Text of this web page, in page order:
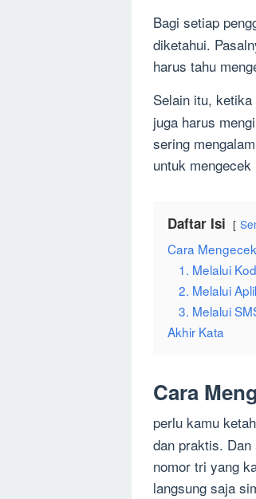
Bagi setiap
diketahui.
harus tahu
Selain itu,
juga harus
sering
untuk
Daftar Isi
Cara
1. Melalui
2. Melalui
3. Melalui
Akhir Kata
Cara
perlu kamu
dan praktis. Dan
nomor tri yang
langsung saja